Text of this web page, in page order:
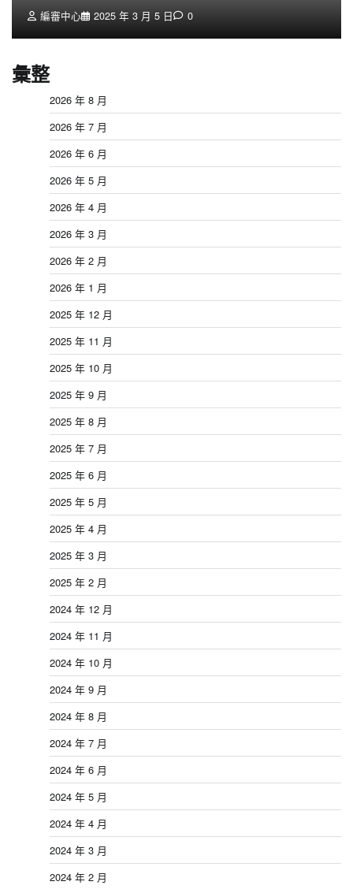
編審中心 2025 年 3 月 5 日 0
彙整
2026 年 8 月
2026 年 7 月
2026 年 6 月
2026 年 5 月
2026 年 4 月
2026 年 3 月
2026 年 2 月
2026 年 1 月
2025 年 12 月
2025 年 11 月
2025 年 10 月
2025 年 9 月
2025 年 8 月
2025 年 7 月
2025 年 6 月
2025 年 5 月
2025 年 4 月
2025 年 3 月
2025 年 2 月
2024 年 12 月
2024 年 11 月
2024 年 10 月
2024 年 9 月
2024 年 8 月
2024 年 7 月
2024 年 6 月
2024 年 5 月
2024 年 4 月
2024 年 3 月
2024 年 2 月